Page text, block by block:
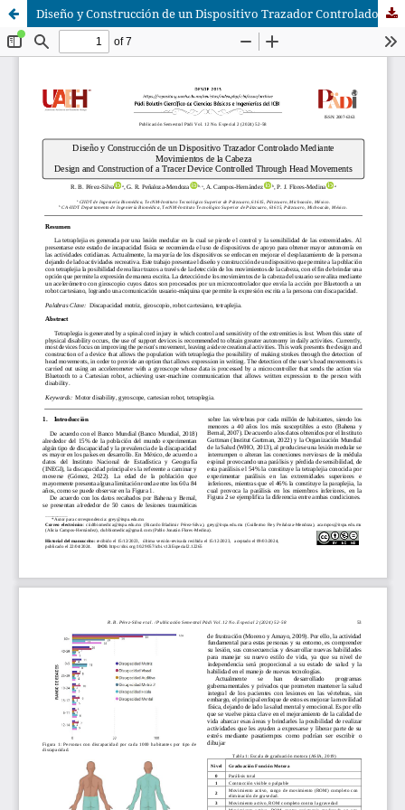
Diseño y Construcción de un Dispositivo Trazador Controlado Mediante Movimientos de la Cabeza